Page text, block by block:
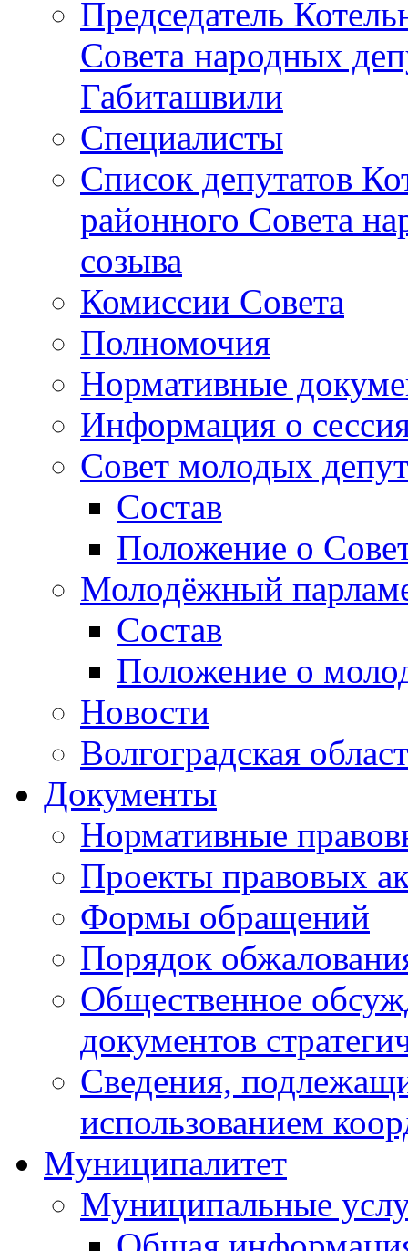
Председатель
Совета народных
Габиташвили
Специалисты
Список депутатов
районного Совета
созыва
Комиссии Совета
Полномочия
Нормативные
Информация о
Совет молодых
Состав
Положение о
Молодёжный
Состав
Положение о
Новости
Волгоградская
Документы
Нормативные
Проекты правовых
Формы обращений
Порядок
Общественное
документов
Сведения,
использованием
Муниципалитет
Муниципальные